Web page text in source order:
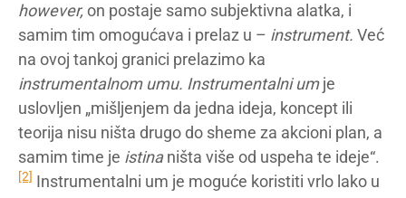
however, on postaje samo subjektivna alatka, i
samim tim omogućava i prelaz u – instrument. Već
na ovoj tankoj granici prelazimo ka
instrumentalnom umu. Instrumentalni umje
uslovljen „mišljenjem da jedna ideja, koncept ili
teorija nisu ništa drugo do sheme za akcioni plan, a
samim time je istinaništa više od uspeha te ideje“.
[2] Instrumentalni um je moguće koristiti vrlo lako u